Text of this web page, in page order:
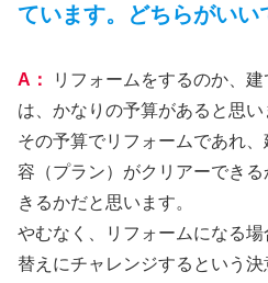
ています。どちらがいい
A：
リフォームをするのか、
は、かなりの予算があると思い
その予算でリフォームであれ
容（プラン）がクリアーでき
きるかだと思います。
やむなく、リフォームになる
替えにチャレンジするという